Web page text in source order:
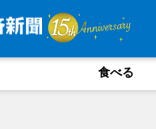
食べる